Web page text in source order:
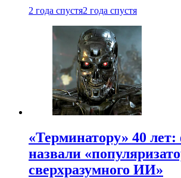
2 года спустя2 года спустя
«Терминатору» 40
назвали
сверхразумного ИИ»